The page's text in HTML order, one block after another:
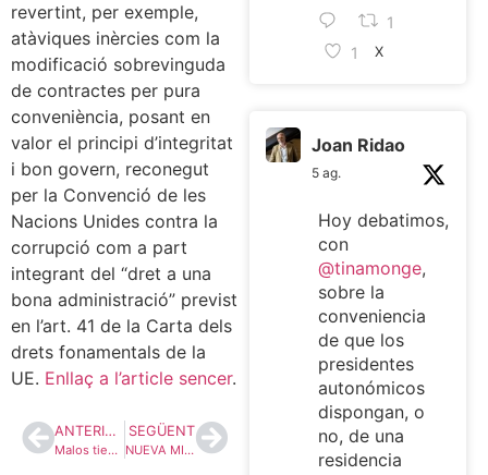
revertint, per exemple,
atàviques inèrcies com la
modificació sobrevinguda
de contractes per pura
conveniència, posant en
valor el principi d’integritat
i bon govern, reconegut
per la Convenció de les
Nacions Unides contra la
corrupció com a part
integrant del “dret a una
bona administració” previst
en l’art. 41 de la Carta dels
drets fonamentals de la
UE. Enllaç a l’article sencer.
ANTERIOR
Malos tiempos para la libertad de expresión
SEGÜENT
NUEVA MIRADA SOBRE ANTIGUAS CUESTIONES ACERCA DE LAS COMISIONES DE INVESTIGACIÓN PARLAMENTARIAS.
1
1
X
Joan Ridao
5 ag.
Hoy debatimos,
con
@tinamonge,
sobre la
conveniencia
de que los
presidentes
autonómicos
dispongan, o
no, de una
residencia